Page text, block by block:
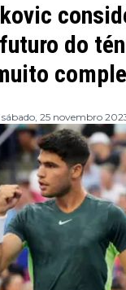
do
sábado, 25 novembro